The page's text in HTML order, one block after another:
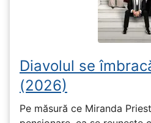
Diavolul se
(2026)
Pe măsură ce Miranda